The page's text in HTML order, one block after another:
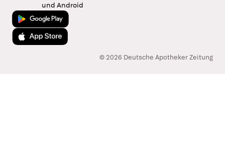
und Android
Jetzt bei Google Play
Laden im App Store
© 2026 Deutsche Apotheker Zeitung